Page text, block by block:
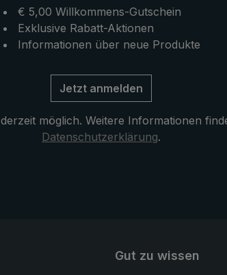
oder
und
seasons"
seine ursprüngliche
zurück.
€ 5,00 Willkommens-Gutschein
Exklusive Rabatt-Aktionen
Informationen über neue Produkte
Jetzt anmelden
möglich. Weitere Informationen
Datenschutzerklärung.
Gut zu wissen